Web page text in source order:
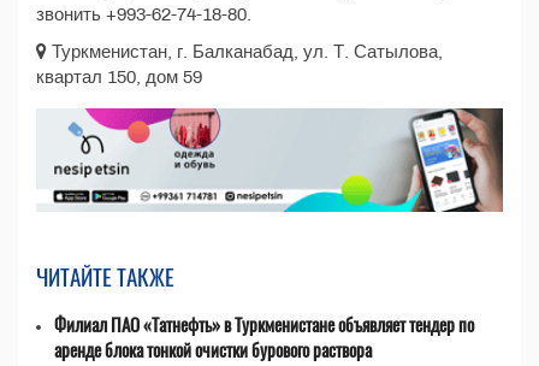
звонить +993-62-74-18-80.
Туркменистан, г. Балканабад, ул. Т. Сатылова,
квартал 150, дом 59
ЧИТАЙТЕ ТАКЖЕ
Филиал ПАО «Татнефть» в Туркменистане объявляет тендер по
аренде блока тонкой очистки бурового раствора